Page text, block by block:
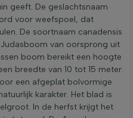
geeft. De geslachtsnaam
voor weefspoel, dat
De soortnaam canadensis
van oorsprong uit
boom bereikt een hoogte
breedte van 10 tot 15 meter.
een afgeplat bolvormige
karakter. Het blad is
In de herfst krijgt het